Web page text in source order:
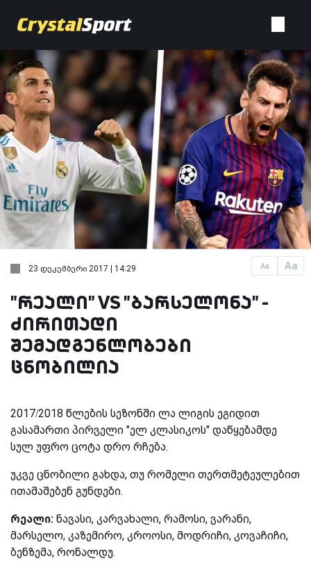
Aa Aa
23 დეკემბერი 2017 | 14:29
"რეალი" VS "ბარსელონა" -
ძირითადი
შემადგენლობები
ცნობილია
2017/2018 წლების სეზონში ლა ლიგის ეგიდით
გასამართი პირველი "ელ კლასიკოს" დაწყებამდე
სულ უფრო ცოტა დრო რჩება.
უკვე ცნობილი გახდა, თუ რომელი თერთმეტეულებით
ითამაშებენ გუნდები.
რეალი: ნავასი, კარვახალი, რამოსი, ვარანი,
მარსელო, კაზემირო, კროოსი, მოდრიჩი, კოვაჩიჩი,
ბენზემა, რონალდუ.